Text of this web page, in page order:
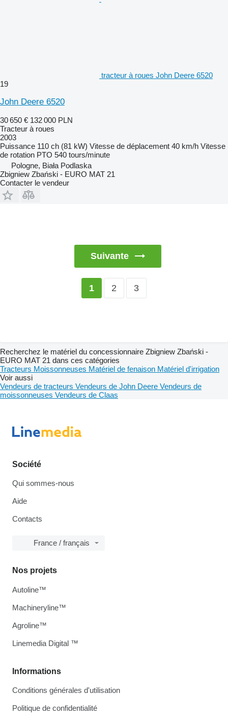
tracteur à roues John Deere 6520
19
John Deere 6520
30 650 € 132 000 PLN
Tracteur à roues
2003
Puissance 110 ch (81 kW) Vitesse de déplacement 40 km/h Vitesse
de rotation PTO 540 tours/minute
Pologne, Biała Podlaska
Zbigniew Zbański - EURO MAT 21
Contacter le vendeur
Suivante
1 2 3
Recherchez le matériel du concessionnaire Zbigniew Zbański -
EURO MAT 21 dans ces catégories
Tracteurs Moissonneuses Matériel de fenaison Matériel d'irrigation
Voir aussi
Vendeurs de tracteurs Vendeurs de John Deere Vendeurs de
moissonneuses Vendeurs de Claas
Société
Qui sommes-nous
Aide
Contacts
France / français
Informations
Conditions générales d'utilisation
Politique de confidentialité
Nos projets
Autoline™
Machineryline™
Agroline™
Linemedia Digital ™